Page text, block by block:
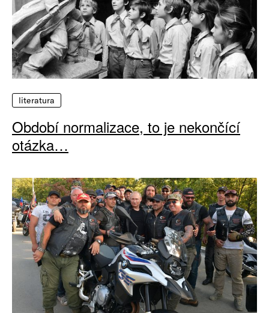
literatura
Období normalizace, to je nekončící
otázka…